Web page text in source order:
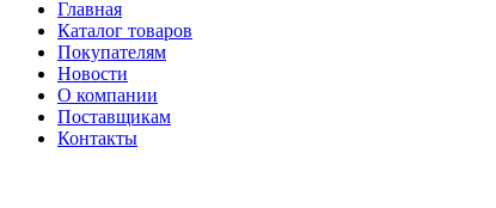
Главная
Каталог товаров
Покупателям
Новости
О компании
Поставщикам
Контакты